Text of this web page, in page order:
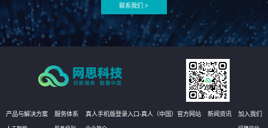
联系我们 >
产品与解决方案 服务体系 真人手机版登录入口-真人（中国）官方网站 新闻资讯 加入我们